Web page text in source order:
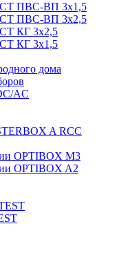
ПВС-ВП 3х1,5
ПВС-ВП 3х2,5
КГ 3х2,5
КГ 3х1,5
дома
AC
A RCC
OPTIBOX M3
OPTIBOX A2